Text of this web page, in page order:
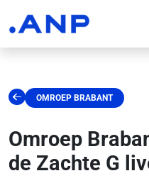
OMROEP BRABANT
Omroep
de Zachte G